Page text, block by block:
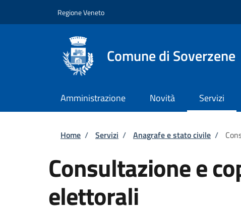
Regione Veneto
Comune di Soverzene
Amministrazione Novità Servizi
Briciole di pane
Home / Servizi / Anagrafe e stato civile /
Consultazione e
elettorali